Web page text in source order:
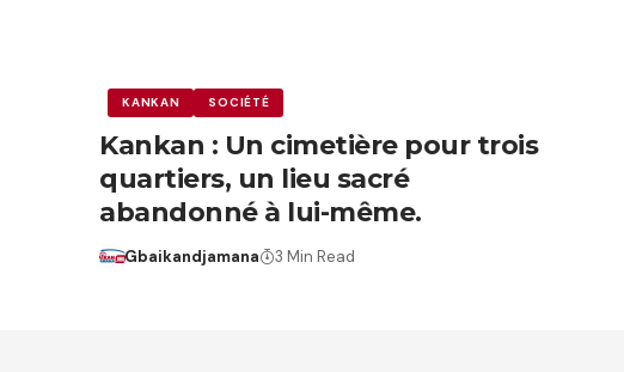
KANKAN SOCIÉTÉ
Kankan : Un cimetière pour trois
quartiers, un lieu sacré
abandonné à lui-même.
Gbaikandjamana 3 Min Read